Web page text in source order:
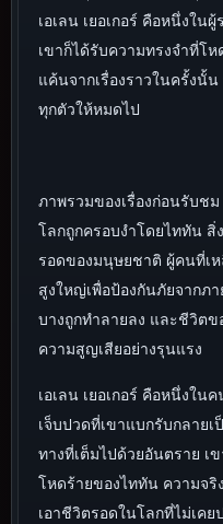
เอเลน เยอเกอร์ คือหนึ่งใ
เขาก็ได้รับความทรงจำที่โ
แค้นจากเรื่องราวในครั้งนั้
ทุกตัวให้หมดไป
ภาพรวมของเรื่องก่อนรับชม
โลกถูกครอบงำโดยไททัน
รอดของมนุษยชาติ ผู้คนที่เ
สูงใหญ่เพื่อป้องกันภัยจากภ
บางถูกทำลายลง และชีวิต
ความสูญเสียอย่างรุนแรง
เอเลน เยอเกอร์ คือหนึ่งใ
เจ็บปวดที่เขาแบกรับกลาย
ทางที่เต็มไปด้วยอันตราย เ
โหดร้ายของไททัน ความจ
เอาชีวิตรอดในโลกที่ไม่เคย